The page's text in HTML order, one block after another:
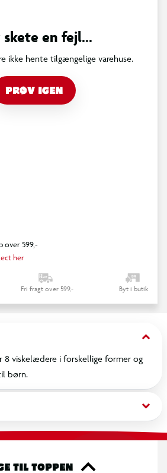
skete en fejl...
ikke hente tilgængelige varehuse.
PRØV IGEN
over 599,-
her
Fri fragt over 599,- Byt i butik
keyboard_arrow_down
8 viskelædere i forskellige former og
børn.
keyboard_arrow_down
TIL TOPPEN